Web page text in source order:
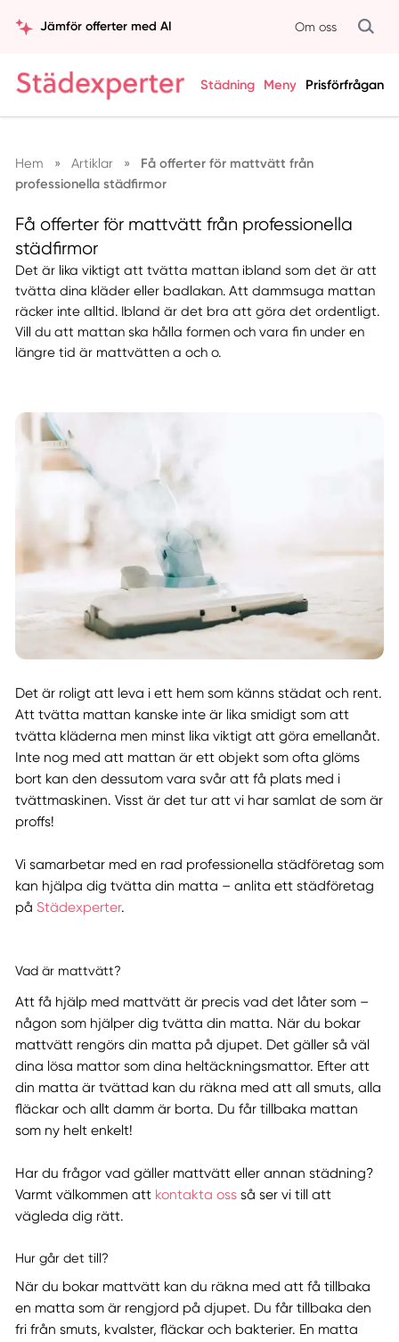
Jämför offerter med AI Om oss
Städning Meny Prisförfrågan
Hem » Artiklar »
Få offerter för mattvätt från
professionella städfirmor
Få offerter för mattvätt från professionella
städfirmor
Det är lika viktigt att tvätta mattan ibland som det är att
tvätta dina kläder eller badlakan. Att dammsuga mattan
räcker inte alltid. Ibland är det bra att göra det ordentligt.
Vill du att mattan ska hålla formen och vara fin under en
längre tid är mattvätten a och o.
Det är roligt att leva i ett hem som känns städat och rent.
Att tvätta mattan kanske inte är lika smidigt som att
tvätta kläderna men minst lika viktigt att göra emellanåt.
Inte nog med att mattan är ett objekt som ofta glöms
bort kan den dessutom vara svår att få plats med i
tvättmaskinen. Visst är det tur att vi har samlat de som är
proffs!
Vi samarbetar med en rad professionella städföretag som
kan hjälpa dig tvätta din matta – anlita ett städföretag
på Städexperter.
Vad är mattvätt?
Att få hjälp med mattvätt är precis vad det låter som –
någon som hjälper dig tvätta din matta. När du bokar
mattvätt rengörs din matta på djupet. Det gäller så väl
dina lösa mattor som dina heltäckningsmattor. Efter att
din matta är tvättad kan du räkna med att all smuts, alla
fläckar och allt damm är borta. Du får tillbaka mattan
som ny helt enkelt!
Har du frågor vad gäller mattvätt eller annan städning?
Varmt välkommen att kontakta ossså ser vi till att
vägleda dig rätt.
Hur går det till?
När du bokar mattvätt kan du räkna med att få tillbaka
en matta som är rengjord på djupet. Du får tillbaka den
fri från smuts, kvalster, fläckar och bakterier. En matta